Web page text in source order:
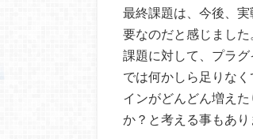
最終課題は、今後、
要なのだと感じました
課題に対して、プラ
では何かしら足りな
インがどんどん増え
か？と考える事もあり